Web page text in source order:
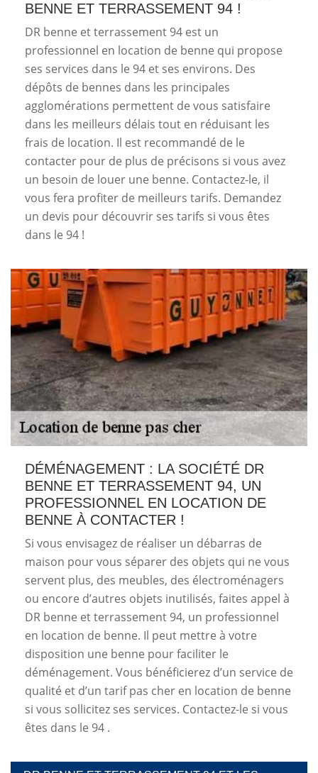
BENNE ET TERRASSEMENT 94 !
DR benne et terrassement 94 est un
professionnel en location de benne qui propose
ses services dans le 94 et ses environs. Des
dépôts de bennes dans les principales
agglomérations permettent de vous satisfaire
dans les meilleurs délais tout en réduisant les
frais de location. Il est recommandé de le
contacter pour de plus de précisons si vous avez
un besoin de louer une benne. Contactez-le, il
vous fera profiter de meilleurs tarifs. Demandez
un devis pour découvrir ses tarifs si vous êtes
dans le 94 !
DÉMÉNAGEMENT : LA SOCIÉTÉ DR
BENNE ET TERRASSEMENT 94, UN
PROFESSIONNEL EN LOCATION DE
BENNE À CONTACTER !
Si vous envisagez de réaliser un débarras de
maison pour vous séparer des objets qui ne vous
servent plus, des meubles, des électroménagers
ou encore d’autres objets inutilisés, faites appel à
DR benne et terrassement 94, un professionnel
en location de benne. Il peut mettre à votre
disposition une benne pour faciliter le
déménagement. Vous bénéficierez d’un service de
qualité et d’un tarif pas cher en location de benne
si vous sollicitez ses services. Contactez-le si vous
êtes dans le 94 .